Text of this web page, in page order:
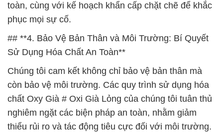
toàn, cùng với kế hoạch khẩn cấp chặt chẽ để khắc
phục mọi sự cố.
## **4. Bảo Vệ Bản Thân và Môi Trường: Bí Quyết
Sử Dụng Hóa Chất An Toàn**
Chúng tôi cam kết không chỉ bảo vệ bản thân mà
còn bảo vệ môi trường. Các quy trình sử dụng hóa
chất Oxy Già # Oxi Già Lỏng của chúng tôi tuân thủ
nghiêm ngặt các biện pháp an toàn, nhằm giảm
thiểu rủi ro và tác động tiêu cực đối với môi trường.